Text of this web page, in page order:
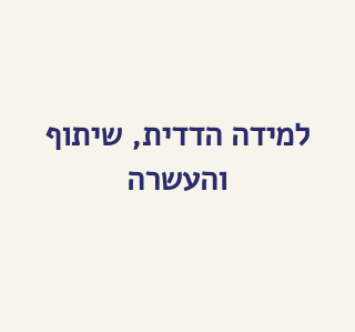
למידה הדדית, שיתוף
והעשרה